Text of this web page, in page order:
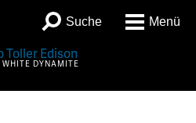
WHITE DYNAMITE
Suche Menü